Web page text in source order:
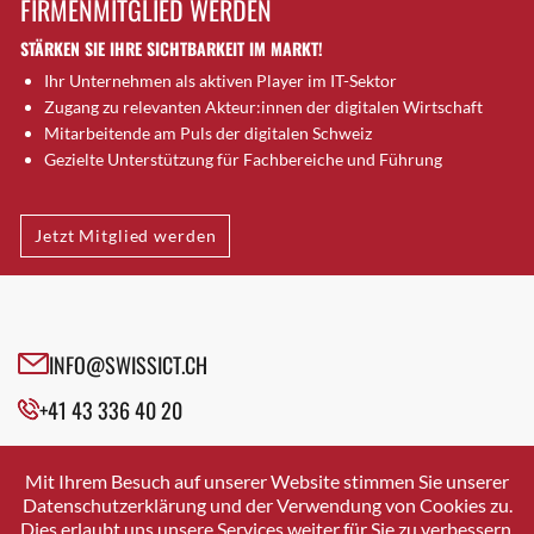
Brugg AG
Brütten
Bubendorf
Bubikon
Buchs (SG)
Bäretswil
Bülach
Cazis
Crissier
Davos Platz
Dierikon
Dietikon
FIRMENMITGLIED WERDEN
STÄRKEN SIE IHRE SICHTBARKEIT IM MARKT!
Ihr Unternehmen als aktiven Player im IT-Sektor
Zugang zu relevanten Akteur:innen der digitalen Wirtschaft
Mitarbeitende am Puls der digitalen Schweiz
Gezielte Unterstützung für Fachbereiche und Führung
Jetzt Mitglied werden
INFO@SWISSICT.CH
+41 43 336 40 20
SWISSICT
VULKANSTRASSE 120
8048 ZURICH
Mit Ihrem Besuch auf unserer Website stimmen Sie unserer
Datenschutzerklärung und der Verwendung von Cookies zu.
Dies erlaubt uns unsere Services weiter für Sie zu verbessern.